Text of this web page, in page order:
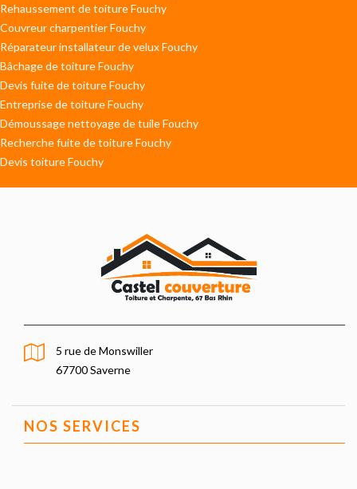
Rehaussement de toiture Fouchy
Couvreur charpentier Fouchy
Réparateur installateur de velux Fouchy
Bâchage de toiture Fouchy
Devis fuite de toiture Fouchy
Entreprise de toiture Fouchy
Démoussage nettoyage de tuile Fouchy
Recherche fuite de toiture Fouchy
Devis toiture Fouchy
5 rue de Monswiller
67700 Saverne
NOS SERVICES